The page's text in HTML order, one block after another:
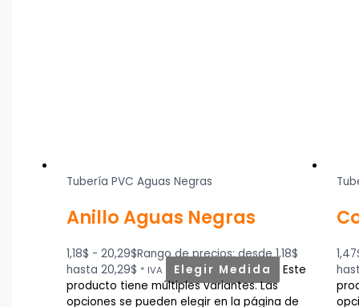
Tubería PVC Aguas Negras
Anillo Aguas Negras
1,18$ - 20,29$Rango de precios: desde 1,18$
hasta 20,29$ * IVA Elegir Medida
Este
producto tiene múltiples variantes. Las
opciones se pueden elegir en la página de
1,47